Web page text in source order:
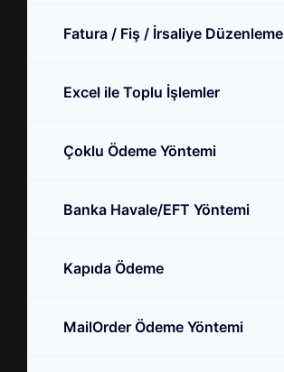
Fatura / Fiş / İrsaliye Düzenleme
Excel ile Toplu İşlemler
Çoklu Ödeme Yöntemi
Banka Havale/EFT Yöntemi
Kapıda Ödeme
MailOrder Ödeme Yöntemi